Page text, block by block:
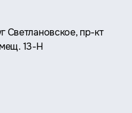
Светлановское, пр-кт
13-Н